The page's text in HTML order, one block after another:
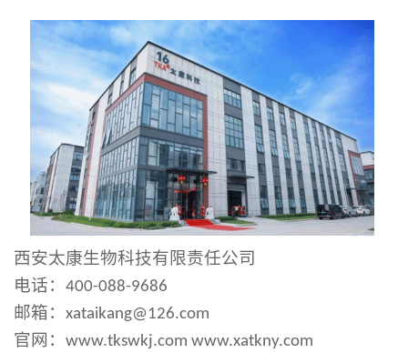
西安太康生物科技有限责任公司
电话： 400-088-9686
邮箱： xataikang@126.com
官网： www.tkswkj.com www.xatkny.com